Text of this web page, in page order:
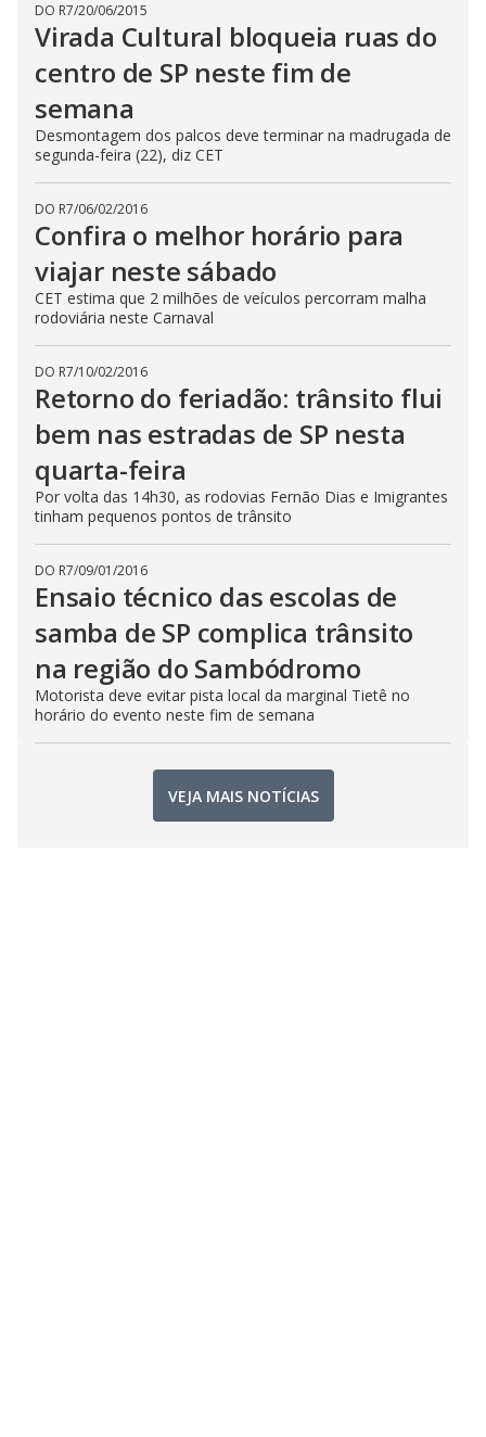
DO R7/20/06/2015
Virada Cultural bloqueia ruas do
centro de SP neste fim de
semana
Desmontagem dos palcos deve terminar na madrugada de
segunda-feira (22), diz CET
DO R7/06/02/2016
Confira o melhor horário para
viajar neste sábado
CET estima que 2 milhões de veículos percorram malha
rodoviária neste Carnaval
DO R7/10/02/2016
Retorno do feriadão: trânsito flui
bem nas estradas de SP nesta
quarta-feira
Por volta das 14h30, as rodovias Fernão Dias e Imigrantes
tinham pequenos pontos de trânsito
DO R7/09/01/2016
Ensaio técnico das escolas de
samba de SP complica trânsito
na região do Sambódromo
Motorista deve evitar pista local da marginal Tietê no
horário do evento neste fim de semana
VEJA MAIS NOTÍCIAS